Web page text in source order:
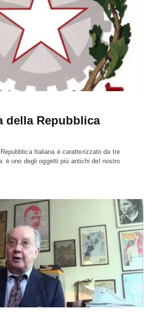
della Repubblica
Repubblica Italiana è caratterizzato da tre
è uno degli oggetti più antichi del nostro